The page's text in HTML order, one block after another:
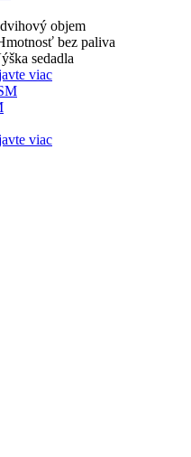
objem
bez paliva
sedadla
viac
viac